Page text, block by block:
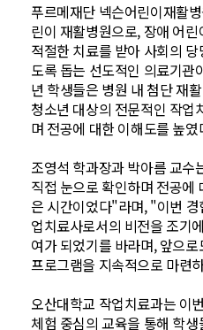
푸르메재단 넥슨어린이재활
린이 재활병원으로, 장애 어
적절한 치료를 받아 사회의
도록 돕는 선도적인 의료기관
년 학생들은 병원 내 첨단 재
청소년 대상의 전문적인 작업
며 전공에 대한 이해도를 높였
조영석 학과장과 박아름 교
직접 눈으로 확인하며 전공에
은 시간이었다"라며, "이번
업치료사로서의 비전을 조기
여가 되었기를 바라며, 앞으
프로그램을 지속적으로 마련
오산대학교 작업치료과는 이
체험 중심의 교육을 통해 학